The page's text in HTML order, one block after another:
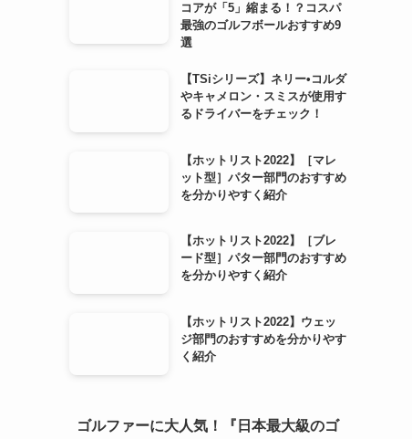
コアが「5」縮まる！？コスパ
最強のゴルフボールおすすめ9
選
【TSiシリーズ】ネリー•コルダ
やキャメロン・スミスが使用す
るドライバーをチェック！
【ホットリスト2022】［マレ
ット型］パター部門のおすすめ
を分かりやすく紹介
【ホットリスト2022】［ブレ
ード型］パター部門のおすすめ
を分かりやすく紹介
【ホットリスト2022】ウェッ
ジ部門のおすすめを分かりやす
く紹介
ゴルファーに大人気！『日本最大級のゴ